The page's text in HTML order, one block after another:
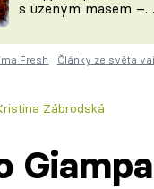
TEĎ VAŘÍ ŠÉF!
ČESKO NA
KUCHAŘKA
s uzeným masem –
zpracovat přerostlé
cukety
Fresh Články ze světa
Zábrodská